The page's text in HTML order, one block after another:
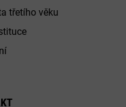
třetího věku